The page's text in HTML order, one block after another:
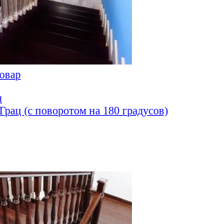
(с поворотом на 180 градусов)